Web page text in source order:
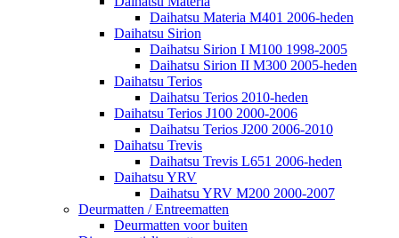
Daihatsu Materia M401 2006-heden
Daihatsu Sirion
Daihatsu Sirion I M100 1998-2005
Daihatsu Sirion II M300 2005-heden
Daihatsu Terios
Daihatsu Terios 2010-heden
Daihatsu Terios J100 2000-2006
Daihatsu Terios J200 2006-2010
Daihatsu Trevis
Daihatsu Trevis L651 2006-heden
Daihatsu YRV
Daihatsu YRV M200 2000-2007
Deurmatten / Entreematten
Deurmatten voor buiten